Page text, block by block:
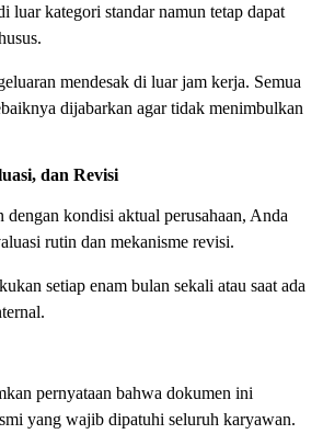
luar kategori standar namun tetap dapat
mendesak di luar jam kerja. Semua
dijabarkan agar tidak menimbulkan
dan Revisi
dengan kondisi aktual perusahaan, Anda
rutin dan mekanisme revisi.
setiap enam bulan sekali atau saat ada
pernyataan bahwa dokumen ini
yang wajib dipatuhi seluruh karyawan.